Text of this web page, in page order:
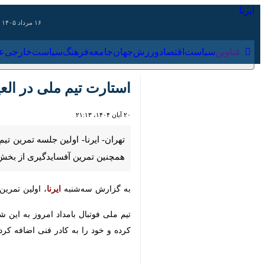
عناوین‌ سیاست اقتصاد ورزش جهان جامعه فرهنگ
استارت تیم ملی در
تهران- ایرنا- اولین جلسه تمرین
تمرین آفسایدگیری از بخش‌های
به گزارش سه‌شنبه ایرنا ، اولین تمرین تیم ملی فوتبال در
تیم ملی فوتبال بامداد امروز به
خود را به کادر فنی اضافه کردند و در